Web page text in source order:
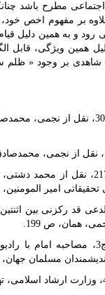
مطرح باشد
بر مفهوم اخص
رود و به همین دلیل
همین ویژگی، قابل
شاهدی بر وجود «
[1] تاریخ طبری، ج7، ص 300،
امیر المومنین، ص
قد رکزنی بین
مسلمان